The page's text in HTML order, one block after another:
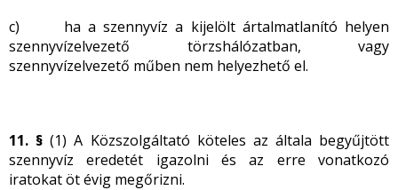
c) ha a szennyvíz a kijelölt ártalmatlanító helyen
szennyvízelvezető törzshálózatban, vagy
szennyvízelvezető műben nem helyezhető el.
11. § (1) A Közszolgáltató köteles az általa begyűjtött
szennyvíz eredetét igazolni és az erre vonatkozó
iratokat öt évig megőrizni.